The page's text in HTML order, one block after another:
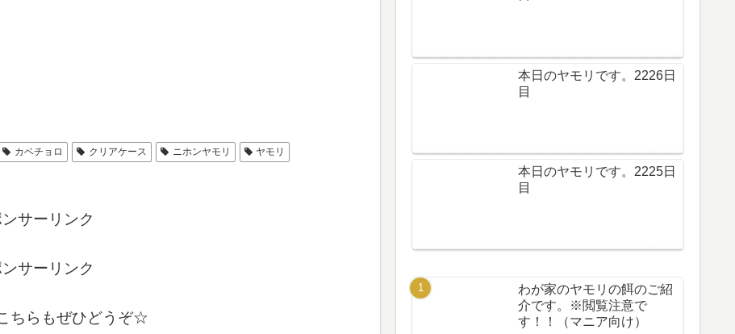
カベチョロ クリアケース ニホンヤモリ ヤモリ
サーリンク
ンサーリンク
ちらもぜひどうぞ☆
本日のヤモリです。2226日
目
本日のヤモリです。2225日
目
わが家のヤモリの餌のご紹
介です。※閲覧注意で
す！！（マニア向け）